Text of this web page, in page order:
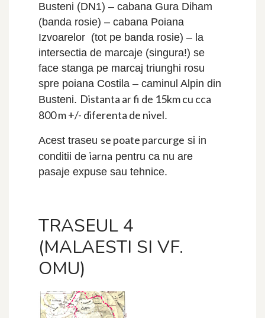
Busteni (DN1) – cabana Gura Diham
(banda rosie) – cabana Poiana
Izvoarelor (tot pe banda rosie) – la
intersectia de marcaje (singura!) se
face stanga pe marcaj triunghi rosu
spre poiana Costila – caminul Alpin din
Busteni. Distanta ar fi de 15km cu cca
800 m +/- diferenta de nivel.
Acest traseu se poate parcurge si in
conditii de iarna pentru ca nu are
pasaje expuse sau tehnice.
TRASEUL 4
(MALAESTI SI VF.
OMU)